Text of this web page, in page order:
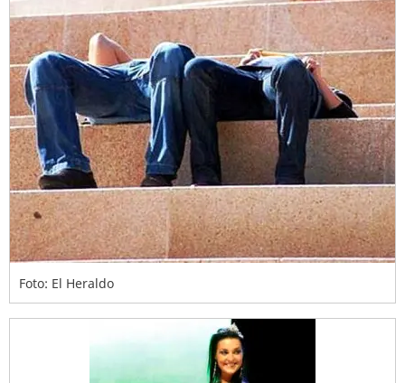
Foto: El Heraldo